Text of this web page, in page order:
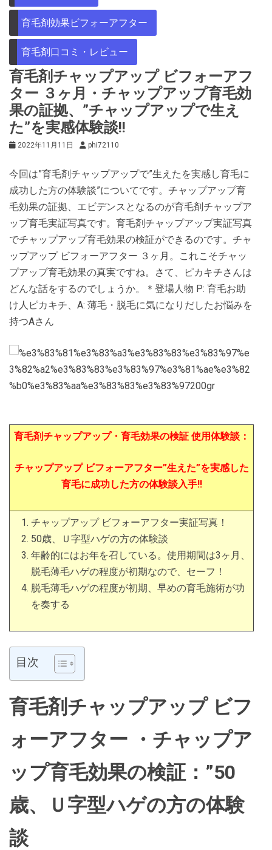
育毛剤効果ビフォーアフター
育毛剤口コミ・レビュー
育毛剤チャップアップ ビフォーアフ
ター ３ヶ月・チャップアップ育毛効
果の証拠、”チャップアップで生え
た”を実感体験談!!
2022年11月11日 phi72110
今回は”育毛剤チャップアップで”生えたを実感し育毛に
成功した方の体験談”についてです。チャップアップ育
毛効果の証拠、エビデンスとなるのが育毛剤チャップア
ップ育毛実証写真です。育毛剤チャップアップ実証写真
でチャップアップ育毛効果の検証ができるのです。チャ
ップアップ ビフォーアフター ３ヶ月。これこそチャッ
プアップ育毛効果の真実ですね。さて、ピカキチさんは
どんな話をするのでしょうか。＊登場人物 P: 育毛お助
け人ピカキチ、A: 薄毛・脱毛に気になりだしたお悩みを
持つAさん
育毛剤チャップアップ・育毛効果の検証 使用体験談：
チャップアップ ビフォーアフター”生えた”を実感した
育毛に成功した方の体験談入手!!
チャップアップ ビフォーアフター実証写真！
50歳、Ｕ字型ハゲの方の体験談
年齢的にはお年を召している。使用期間は3ヶ月、
脱毛薄毛ハゲの程度が初期なので、セーフ！
脱毛薄毛ハゲの程度が初期、早めの育毛施術が功
を奏する
目次
育毛剤チャップアップ ビフ
ォーアフター ・チャップア
ップ育毛効果の検証：”50
歳、Ｕ字型ハゲの方の体験
談